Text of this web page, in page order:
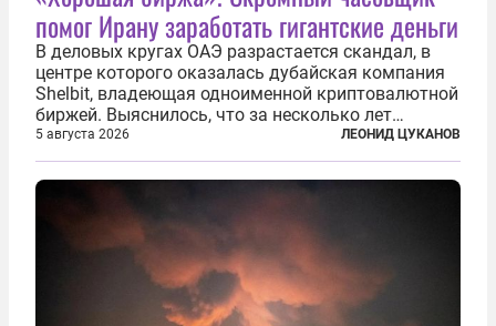
помог Ирану заработать гигантские деньги
В деловых кругах ОАЭ разрастается скандал, в
центре которого оказалась дубайская компания
Shelbit, владеющая одноименной криптовалютной
биржей. Выяснилось, что за несколько лет
существования через Shelbit прошло не менее 4
млрд долларов в криптовалюте, принадлежащих
иранским чиновникам и силовикам...
5 августа 2026 ЛЕОНИД ЦУКАНОВ